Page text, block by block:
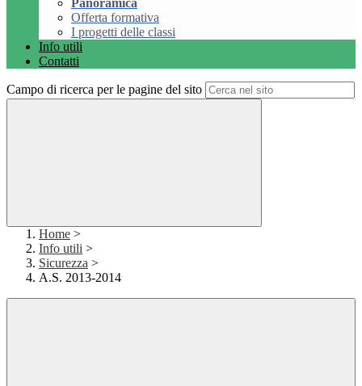
Panoramica
Offerta formativa
I progetti delle classi
Info utili
Contatti
Campo di ricerca per le pagine del sito
Home >
Info utili >
Sicurezza >
A.S. 2013-2014